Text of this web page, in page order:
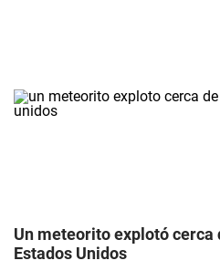
Un meteorito explotó cerca
Estados Unidos